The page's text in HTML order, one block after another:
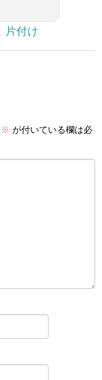
片付け
※ が付いている欄は必